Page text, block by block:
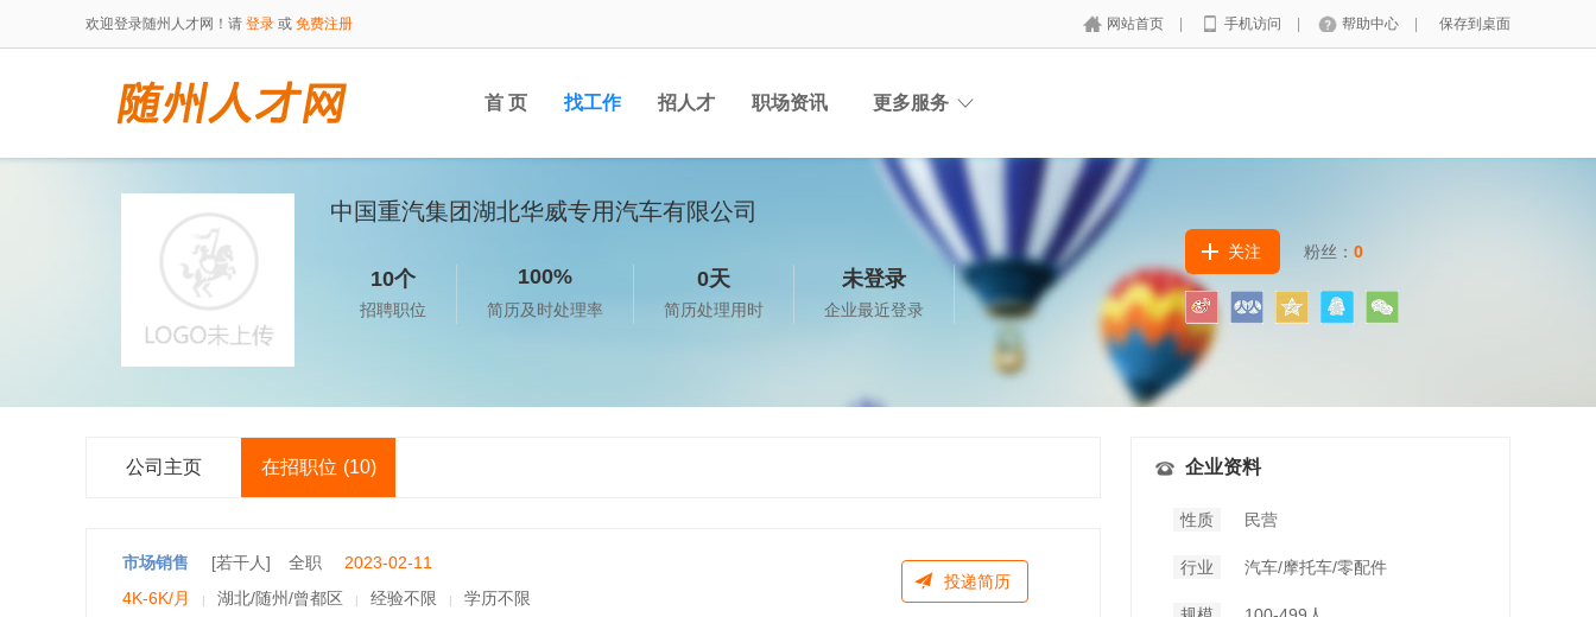
欢迎登录随州人才网！请 登录 或 免费注册 网站首页 手机访问 帮助中心 保存到桌面
首 页 找工作 招人才 职场资讯 更多服务
中国重汽集团湖北华威专用汽车有限公司
10个
招聘职位
100%
简历及时处理率
0天
简历处理用时
未登录
企业最近登录
关注 粉丝： 0
公司主页 在招职位 (10)
市场销售 [若干人] 全职
2023-02-11
4K-6K/月
| 湖北/随州/曾都区 | 经验不限 | 学历不限
投递简历
企业资料
性质 民营
行业 汽车/摩托车/零配件